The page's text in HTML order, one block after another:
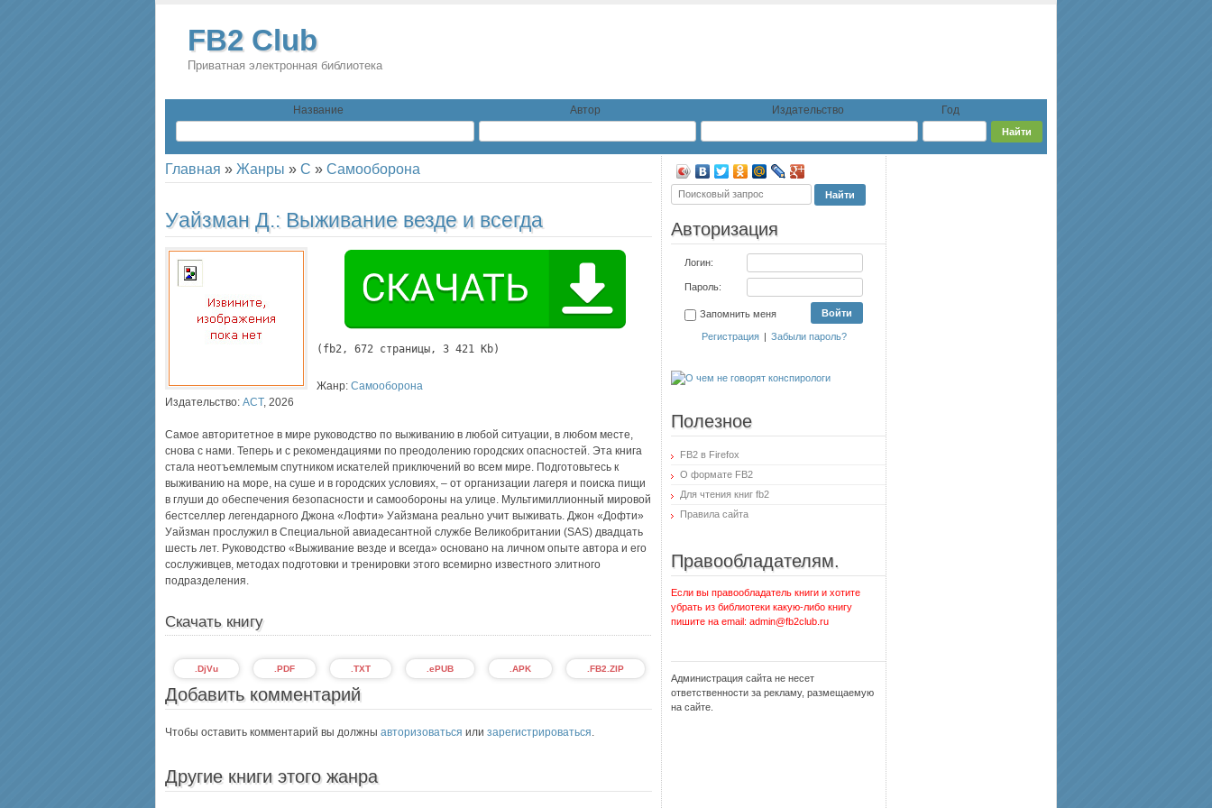
FB2 Club
Приватная электронная библиотека
Название Автор Издательство Год
Главная » Жанры » С » Самооборона
Уайзман Д.: Выживание везде и всегда
( fb2, 672 страницы, 3 421 Kb)
Жанр: Самооборона
Издательство: АСТ, 2026
Самое авторитетное в мире руководство по выживанию в любой ситуации, в любом месте,
снова с нами. Теперь и с рекомендациями по преодолению городских опасностей. Эта книга
стала неотъемлемым спутником искателей приключений во всем мире. Подготовьтесь к
выживанию на море, на суше и в городских условиях, – от организации лагеря и поиска пищи
в глуши до обеспечения безопасности и самообороны на улице. Мультимиллионный мировой
бестселлер легендарного Джона «Лофти» Уайзмана реально учит выживать. Джон «Дофти»
Уайзман прослужил в Специальной авиадесантной службе Великобритании (SAS) двадцать
шесть лет. Руководство «Выживание везде и всегда» основано на личном опыте автора и его
сослуживцев, методах подготовки и тренировки этого всемирно известного элитного
подразделения.
Скачать книгу
.FB2.ZIP
.APK
.ePUB
.TXT
.PDF
.DjVu
Добавить комментарий
Чтобы оставить комментарий вы должны авторизоваться или зарегистрироваться.
Другие книги этого жанра
Авторизация
Логин:
Пароль:
Запомнить меня
Регистрация | Забыли пароль?
Полезное
FB2 в Firefox
О формате FB2
Для чтения книг fb2
Правила сайта
Правообладателям.
Если вы правообладатель книги и хотите
убрать из библиотеки какую-либо книгу
пишите на email: admin@fb2club.ru
Администрация сайта не несет
ответственности за рекламу, размещаемую
на сайте.